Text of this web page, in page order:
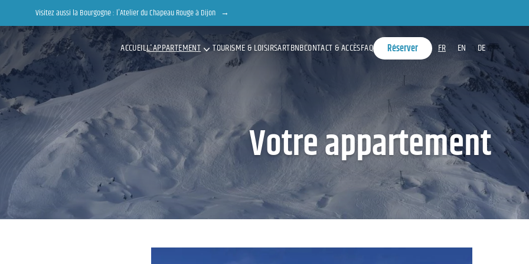
Visitez aussi la Bourgogne : l'Atelier du Chapeau Rouge à Dijon →
ACCUEILL'APPARTEMENT TOURISME & LOISIRSARTBNBCONTACT & ACCÈSFAQ Réserver FR EN DE
Votre appartement